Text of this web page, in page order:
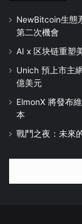
NewBitcoin生態
第二次機會
AI x 区块链重塑
Unich 預上市主
億美元
ElmonX 將發布
本
戰鬥之夜：未來